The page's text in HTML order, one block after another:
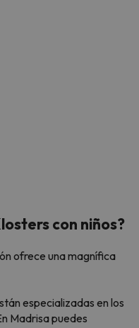
con niños?
ofrece una magnífica
especializadas en los
Madrisa puedes